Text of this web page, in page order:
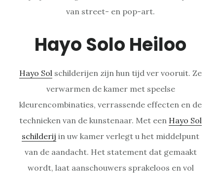
van street- en pop-art.
Hayo Solo Heiloo
Hayo Sol schilderijen zijn hun tijd ver vooruit. Ze
verwarmen de kamer met speelse
kleurencombinaties, verrassende effecten en de
technieken van de kunstenaar. Met een Hayo Sol
schilderij in uw kamer verlegt u het middelpunt
van de aandacht. Het statement dat gemaakt
wordt, laat aanschouwers sprakeloos en vol